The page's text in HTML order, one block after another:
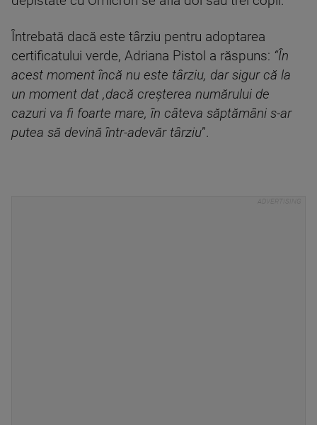
Întrebată dacă este târziu pentru adoptarea
certificatului verde, Adriana Pistol a răspuns: “În
acest moment încă nu este târziu, dar sigur că la
un moment dat ,dacă creşterea numărului de
cazuri va fi foarte mare, în câteva săptămâni s-ar
putea să devină într-adevăr târziu”.